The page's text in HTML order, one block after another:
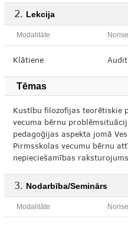
Lekcija
Modalitāte
Klātiene
Tēmas
Kustību filozofijas teorētiskie
vecuma bērnu
pedagoģijas aspekta jomā
Pirmsskolas vecumu bērnu
nepieciešamības
Nodarbība/Seminārs
Modalitāte